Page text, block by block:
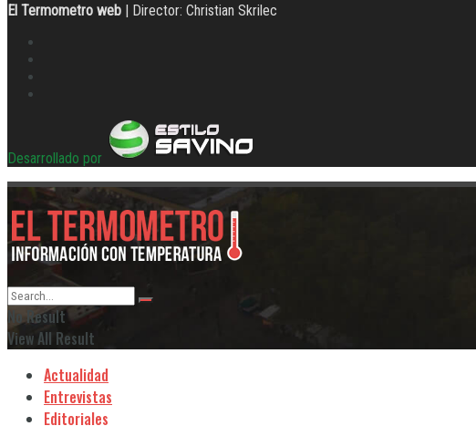
El Termometro web | Director: Christian Skrilec
Desarrollado por
No Result
View All Result
Actualidad
Entrevistas
Editoriales